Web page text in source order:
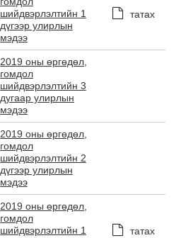
шийдвэрлэлтийн 1
дүгээр улирлын
мэдээ
татах
2019 оны өргөдөл,
гомдол
шийдвэрлэлтийн 3
дугаар улирлын
мэдээ
2019 оны өргөдөл,
гомдол
шийдвэрлэлтийн 2
дүгээр улирлын
мэдээ
2019 оны өргөдөл,
гомдол
шийдвэрлэлтийн 1
татах